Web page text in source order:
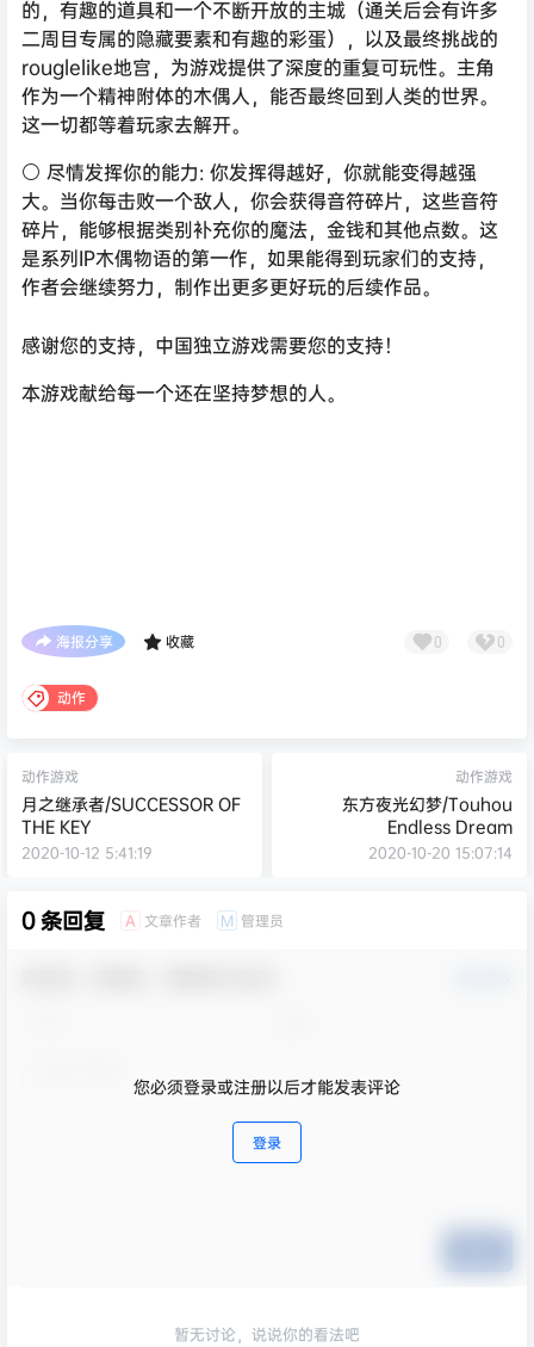
的，有趣的道具和一个不断开放的主城（通关后会有许多
二周目专属的隐藏要素和有趣的彩蛋），以及最终挑战的
rouglelike地宫，为游戏提供了深度的重复可玩性。主角
作为一个精神附体的木偶人，能否最终回到人类的世界。
这一切都等着玩家去解开。
⚪ 尽情发挥你的能力: 你发挥得越好，你就能变得越强
大。当你每击败一个敌人，你会获得音符碎片，这些音符
碎片，能够根据类别补充你的魔法，金钱和其他点数。这
是系列IP木偶物语的第一作，如果能得到玩家们的支持，
作者会继续努力，制作出更多更好玩的后续作品。
感谢您的支持，中国独立游戏需要您的支持！
本游戏献给每一个还在坚持梦想的人。
海报分享 收藏 0 0
动作
动作游戏
月之继承者/SUCCESSOR OF
THE KEY
2020-10-12 5:41:19
动作游戏
东方夜光幻梦/Touhou
Endless Dream
2020-10-20 15:07:14
0 条回复 A 文章作者 M 管理员
您必须登录或注册以后才能发表评论
登录
暂无讨论，说说你的看法吧